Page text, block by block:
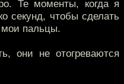
Те моменты, когда я
секунд, чтобы сделать
мои пальцы.
они не отогреваются